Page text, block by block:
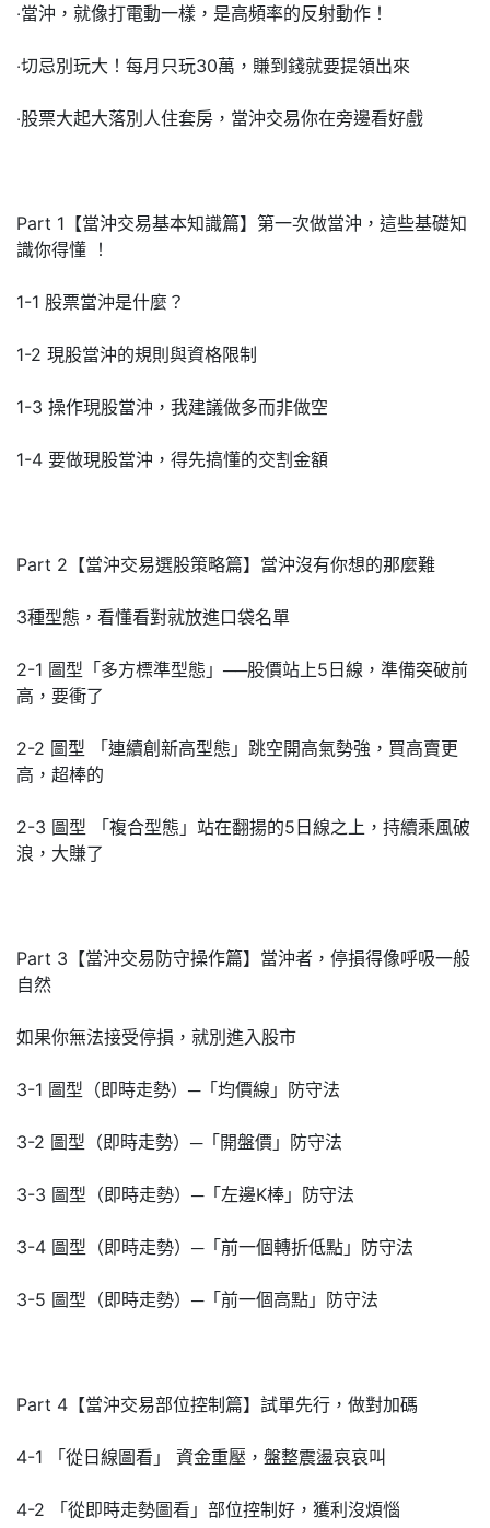
‧當沖，就像打電動一樣，是高頻率的反射動作！
‧切忌別玩大！每月只玩30萬，賺到錢就要提領出來
‧股票大起大落別人住套房，當沖交易你在旁邊看好戲
Part 1【當沖交易基本知識篇】第一次做當沖，這些基礎知
識你得懂 ！
1-1 股票當沖是什麼？
1-2 現股當沖的規則與資格限制
1-3 操作現股當沖，我建議做多而非做空
1-4 要做現股當沖，得先搞懂的交割金額
Part 2【當沖交易選股策略篇】當沖沒有你想的那麼難
3種型態，看懂看對就放進口袋名單
2-1 圖型「多方標準型態」──股價站上5日線，準備突破前
高，要衝了
2-2 圖型 「連續創新高型態」跳空開高氣勢強，買高賣更
高，超棒的
2-3 圖型 「複合型態」站在翻揚的5日線之上，持續乘風破
浪，大賺了
Part 3【當沖交易防守操作篇】當沖者，停損得像呼吸一般
自然
如果你無法接受停損，就別進入股市
3-1 圖型（即時走勢）─「均價線」防守法
3-2 圖型（即時走勢）─「開盤價」防守法
3-3 圖型（即時走勢）─「左邊K棒」防守法
3-4 圖型（即時走勢）─「前一個轉折低點」防守法
3-5 圖型（即時走勢）─「前一個高點」防守法
Part 4【當沖交易部位控制篇】試單先行，做對加碼
4-1 「從日線圖看」 資金重壓，盤整震盪哀哀叫
4-2 「從即時走勢圖看」部位控制好，獲利沒煩惱